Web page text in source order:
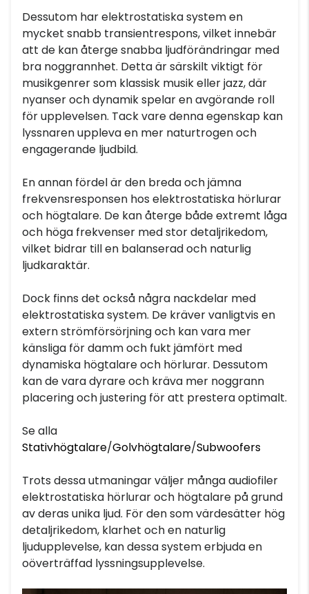
Dessutom har elektrostatiska system en
mycket snabb transientrespons, vilket innebär
att de kan återge snabba ljudförändringar med
bra noggrannhet. Detta är särskilt viktigt för
musikgenrer som klassisk musik eller jazz, där
nyanser och dynamik spelar en avgörande roll
för upplevelsen. Tack vare denna egenskap kan
lyssnaren uppleva en mer naturtrogen och
engagerande ljudbild.
En annan fördel är den breda och jämna
frekvensresponsen hos elektrostatiska hörlurar
och högtalare. De kan återge både extremt låga
och höga frekvenser med stor detaljrikedom,
vilket bidrar till en balanserad och naturlig
ljudkaraktär.
Dock finns det också några nackdelar med
elektrostatiska system. De kräver vanligtvis en
extern strömförsörjning och kan vara mer
känsliga för damm och fukt jämfört med
dynamiska högtalare och hörlurar. Dessutom
kan de vara dyrare och kräva mer noggrann
placering och justering för att prestera optimalt.
Se alla
Stativhögtalare/Golvhögtalare/Subwoofers
Trots dessa utmaningar väljer många audiofiler
elektrostatiska hörlurar och högtalare på grund
av deras unika ljud. För den som värdesätter hög
detaljrikedom, klarhet och en naturlig
ljudupplevelse, kan dessa system erbjuda en
oöverträffad lyssningsupplevelse.